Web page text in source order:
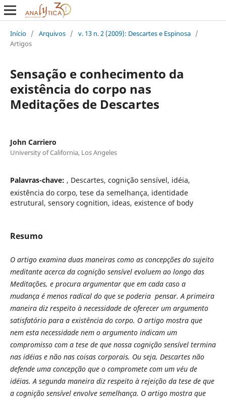
Início / Arquivos / v. 13 n. 2 (2009): Descartes e Espinosa /
Artigos
Sensação e conhecimento da
existência do corpo nas
Meditações de Descartes
John Carriero
University of California, Los Angeles
Palavras-chave: , Descartes, cognição sensível, idéia,
existência do corpo, tese da semelhança, identidade
estrutural, sensory cognition, ideas, existence of body
Resumo
O artigo examina duas maneiras como as concepções do sujeito
meditante acerca da cognição sensível evoluem ao longo das
Meditações, e procura argumentar que em cada caso a
mudança é menos radical do que se poderia pensar. A primeira
maneira diz respeito à necessidade de oferecer um argumento
satisfatório para a existência do corpo. O artigo mostra que
nem esta necessidade nem o argumento indicam um
compromisso com a tese de que nossa cognição sensível termina
nas idéias e não nas coisas corporais. Ou seja, Descartes não
defende uma concepção que o compromete com um véu de
idéias. A segunda maneira diz respeito à rejeição da tese de que
a cognição sensível envolve semelhança. O artigo mostra que